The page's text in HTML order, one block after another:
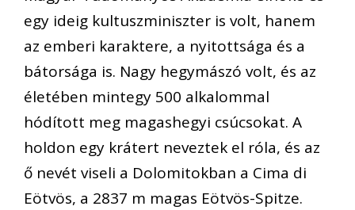
egy ideig kultuszminiszter is volt, hanem
az emberi karaktere, a nyitottsága és a
bátorsága is. Nagy hegymászó volt, és az
életében mintegy 500 alkalommal
hódított meg magashegyi csúcsokat. A
holdon egy krátert neveztek el róla, és az
ő nevét viseli a Dolomitokban a Cima di
Eötvös, a 2837 m magas Eötvös-Spitze.